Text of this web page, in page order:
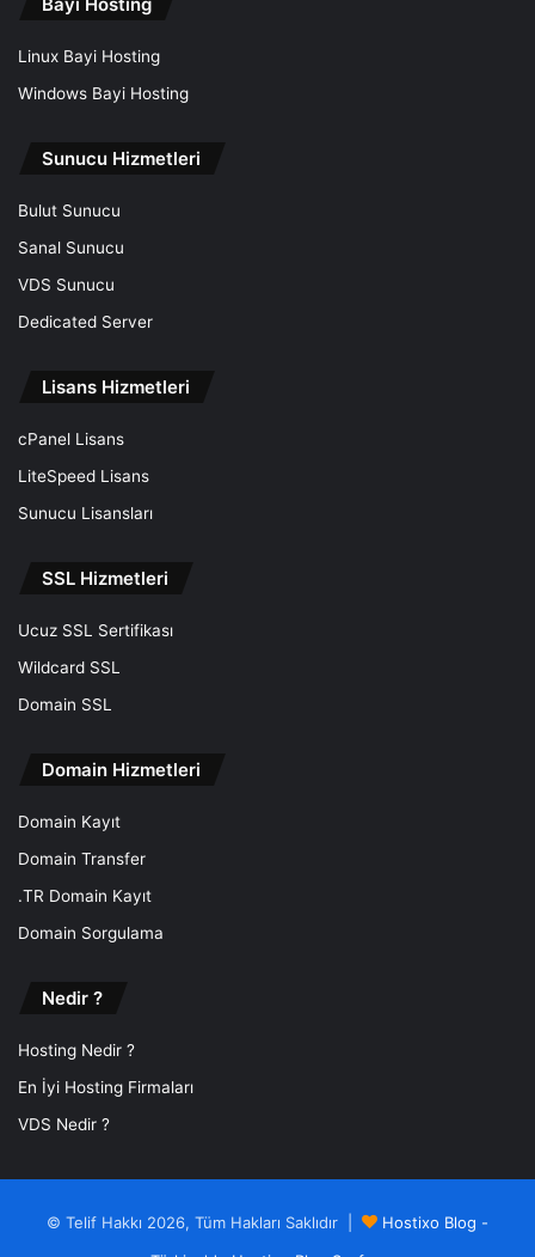
Linux Bayi Hosting
Windows Bayi Hosting
Sunucu Hizmetleri
Bulut Sunucu
Sanal Sunucu
VDS Sunucu
Dedicated Server
Lisans Hizmetleri
cPanel Lisans
LiteSpeed Lisans
Sunucu Lisansları
SSL Hizmetleri
Ucuz SSL Sertifikası
Wildcard SSL
Domain SSL
Domain Hizmetleri
Domain Kayıt
Domain Transfer
.TR Domain Kayıt
Domain Sorgulama
Nedir ?
Hosting Nedir ?
En İyi Hosting Firmaları
VDS Nedir ?
© Telif Hakkı 2026, Tüm Hakları Saklıdır |
Hostixo Blog -